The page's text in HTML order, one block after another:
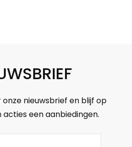
onze nieuwsbrief en blijf op
een aanbiedingen.